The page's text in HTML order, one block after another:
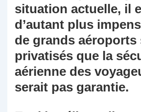
situation actuelle, il
d’autant plus
de grands aéroports
privatisés que la
aérienne des
serait pas garantie.